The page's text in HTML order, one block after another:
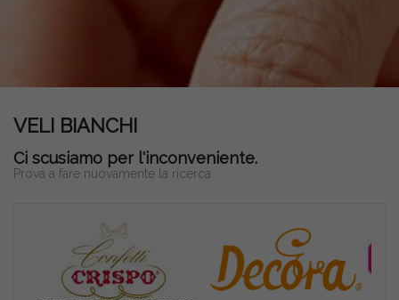
VELI BIANCHI
Ci scusiamo per l'inconveniente.
Prova a fare nuovamente la ricerca